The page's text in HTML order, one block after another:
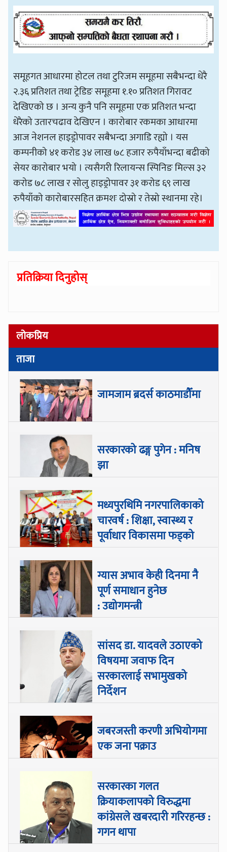
समूहगत आधारमा होटल तथा टुरिजम समूहमा सबैभन्दा धेरै
२.३६ प्रतिशत तथा ट्रेडिङ समूहमा १.१० प्रतिशत गिरावट
देखिएको छ । अन्य कुनै पनि समूहमा एक प्रतिशत भन्दा
धेरैको उतारचढाव देखिएन । कारोबार रकमका आधारमा
आज नेशनल हाइड्रोपावर सबैभन्दा अगाडि रह्यो । यस
कम्पनीको ४१ करोड ३४ लाख ७८ हजार रुपैयाँभन्दा बढीको
सेयर कारोबार भयो । त्यसैगरी रिलायन्स स्पिनिङ मिल्स ३२
करोड ७८ लाख र सोलु हाइड्रोपावर ३१ करोड ६९ लाख
रुपैयाँको कारोबारसहित क्रमशः दोस्रो र तेस्रो स्थानमा रहे।
प्रतिक्रिया दिनुहोस्
लोकप्रिय
ताजा
जामजाम ब्रदर्स काठमाडौँमा
सरकारको ढङ्ग पुगेन : मनिष
झा
मध्यपुरथिमि नगरपालिकाको
चारवर्ष : शिक्षा, स्वास्थ्य र
पूर्वाधार विकासमा फड्को
ग्यास अभाव केही दिनमा नै
पूर्ण समाधान हुनेछ
: उद्योगमन्त्री
सांसद डा‍‍. यादवले उठाएको
विषयमा जवाफ दिन
सरकारलाई सभामुखको
निर्देशन
जबरजस्ती करणी अभियोगमा
एक जना पक्राउ
सरकारका गलत
क्रियाकलापको विरुद्धमा
कांग्रेसले खबरदारी गरिरहन्छ :
गगन थापा